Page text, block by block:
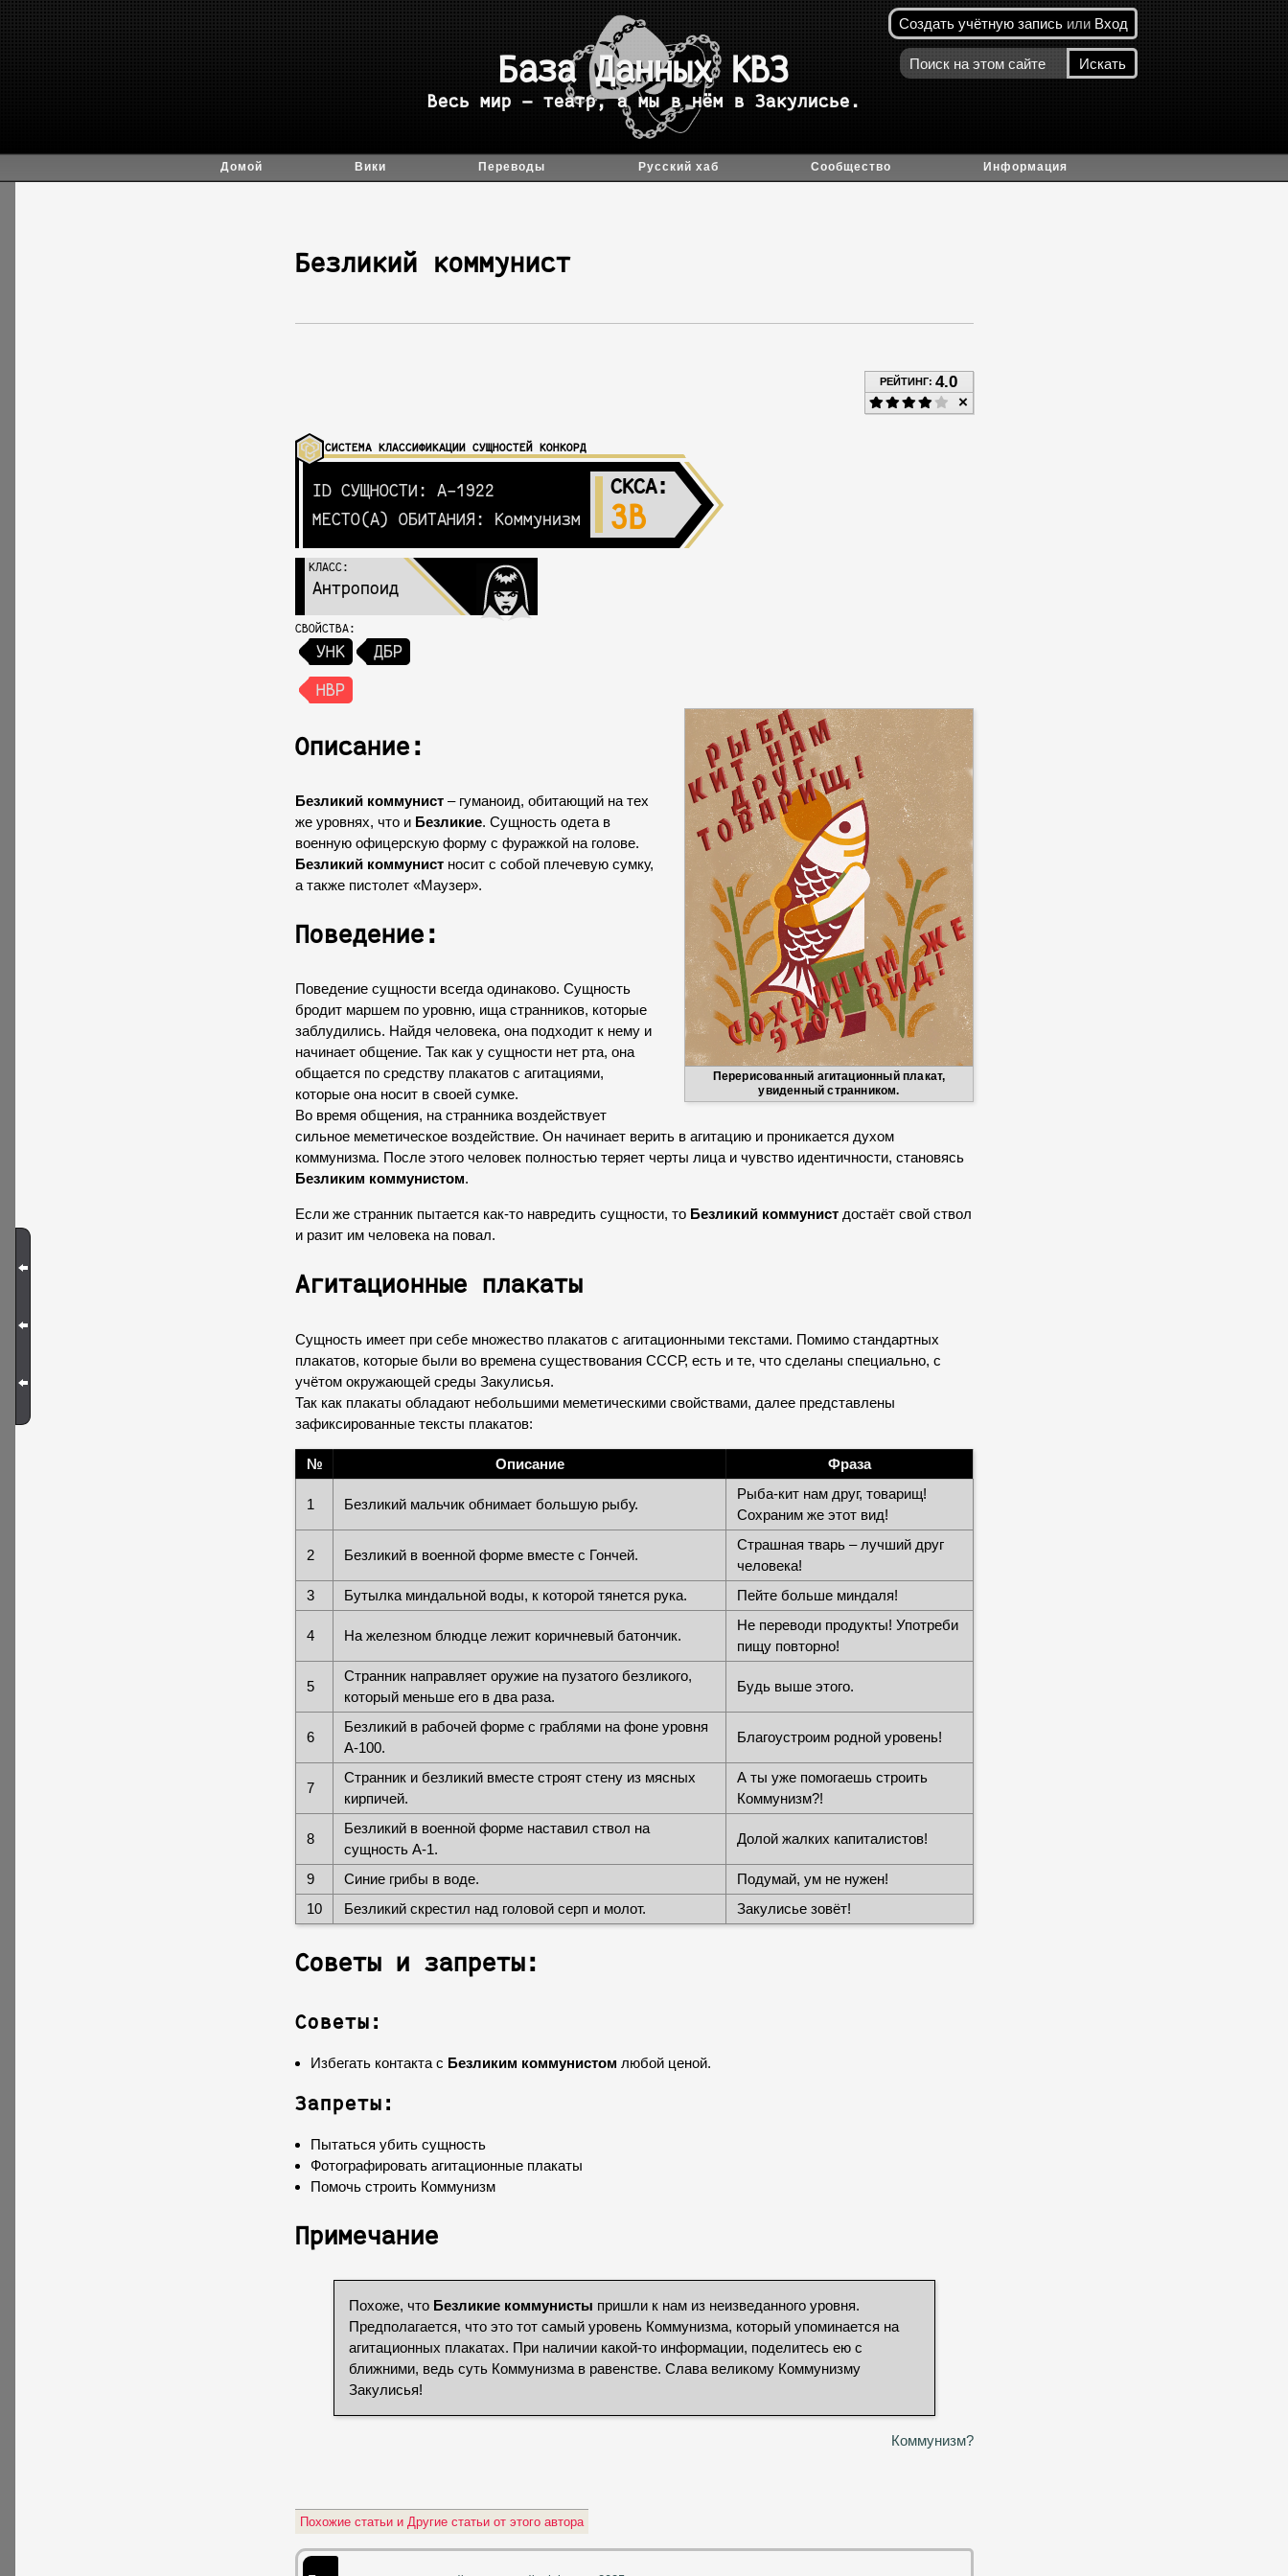
База данных
Backrooms
Вы бывали здесь раньше.
Домой Вики Переводы Русский хаб Сообщество Информация
Создать учётную запись или Вход
Безликий коммунист
РЕЙТИНГ:4.0
СИСТЕМА КЛАССИФИКАЦИИ СУЩНОСТЕЙ КОНКОРД
ID СУЩНОСТИ: А-1922
МЕСТО(А) ОБИТАНИЯ: Коммунизм
СКСА:
3B
КЛАСС:
Антропоид
СВОЙСТВА:
УНК
ДБР
НВР
Перерисованный агитационный плакат,
увиденный странником.
Описание:
Безликий коммунист – гуманоид, обитающий на тех
же уровнях, что и Безликие. Сущность одета в
военную офицерскую форму с фуражкой на голове.
Безликий коммунист носит с собой плечевую сумку,
а также пистолет «Маузер».
Поведение:
Поведение сущности всегда одинаково. Сущность
бродит маршем по уровню, ища странников, которые
заблудились. Найдя человека, она подходит к нему и
начинает общение. Так как у сущности нет рта, она
общается по средству плакатов с агитациями,
которые она носит в своей сумке.
Во время общения, на странника воздействует
сильное меметическое воздействие. Он начинает верить в агитацию и проникается духом
коммунизма. После этого человек полностью теряет черты лица и чувство идентичности, становясь
Безликим коммунистом.
Если же странник пытается как-то навредить сущности, то Безликий коммунист достаёт свой ствол
и разит им человека на повал.
Агитационные плакаты
Сущность имеет при себе множество плакатов с агитационными текстами. Помимо стандартных
плакатов, которые были во времена существования СССР, есть и те, что сделаны специально, с
учётом окружающей среды Закулисья.
Так как плакаты обладают небольшими меметическими свойствами, далее представлены
зафиксированные тексты плакатов:
№ Описание Фраза
1 Безликий мальчик обнимает большую рыбу.
Рыба-кит нам друг, товарищ!
Сохраним же этот вид!
2 Безликий в военной форме вместе с Гончей.
Страшная тварь – лучший друг
человека!
3
Бутылка миндальной воды, к которой тянется рука. Пейте больше миндаля!
4 На железном блюдце лежит коричневый батончик.
Не переводи продукты! Употреби
пищу повторно!
5
Странник направляет оружие на пузатого безликого,
который меньше его в два раза.
Будь выше этого.
6
Безликий в рабочей форме с граблями на фоне уровня
А-100.
Благоустроим родной уровень!
7
Странник и безликий вместе строят стену из мясных
кирпичей.
А ты уже помогаешь строить
Коммунизм?!
8
Безликий в военной форме наставил ствол на
сущность А-1.
Долой жалких капиталистов!
9 Синие грибы в воде.
Подумай, ум не нужен!
10
Безликий скрестил над головой серп и молот. Закулисье зовёт!
Советы и запреты:
Советы:
Избегать контакта с Безликим коммунистом любой ценой.
Запреты:
Пытаться убить сущность
Фотографировать агитационные плакаты
Помочь строить Коммунизм
Примечание
Похоже, что Безликие коммунисты пришли к нам из неизведанного уровня.
Предполагается, что это тот самый уровень Коммунизма, который упоминается на
агитационных плакатах. При наличии какой-то информации, поделитесь ею с
ближними, ведь суть Коммунизма в равенстве. Слава великому Коммунизму
Закулисья!
Коммунизм?